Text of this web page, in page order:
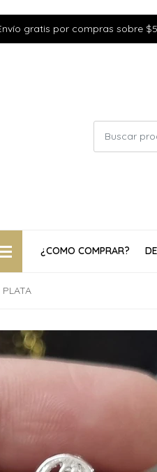
gratis por compras sobre
¿COMO COMPRAR?